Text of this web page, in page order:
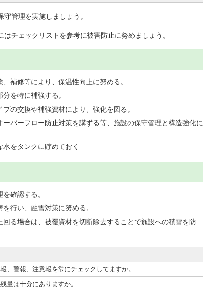
管理を実施しましょう。
チェックリストを参考に被害防止に努めましょう。
補修等により、保温性向上に努める。
を特に補強する。
の交換や補強資材により、強化を図る。
バーフロー防止対策を講ずる等、施設の保守管理と構造強化に
をタンクに貯めておく
確認する。
行い、融雪対策に努める。
る場合は、被覆資材を切断除去することで施設への積雪を防
、警報、注意報を常にチェックしてますか。
量は十分にありますか。